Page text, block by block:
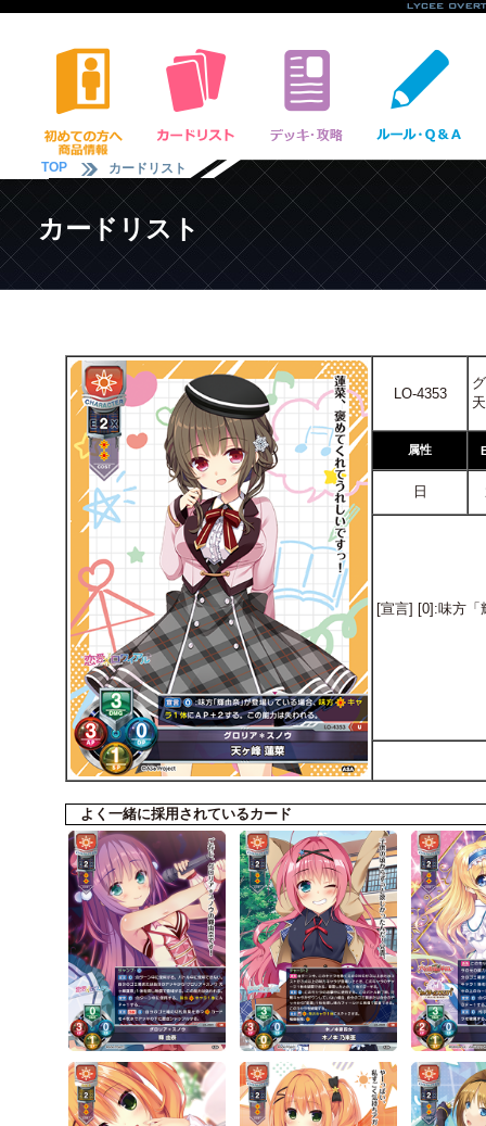
TOP カードリスト
カードリスト
LO-4353
属性
日
[宣言] [0]:味方「
よく一緒に採用されているカード